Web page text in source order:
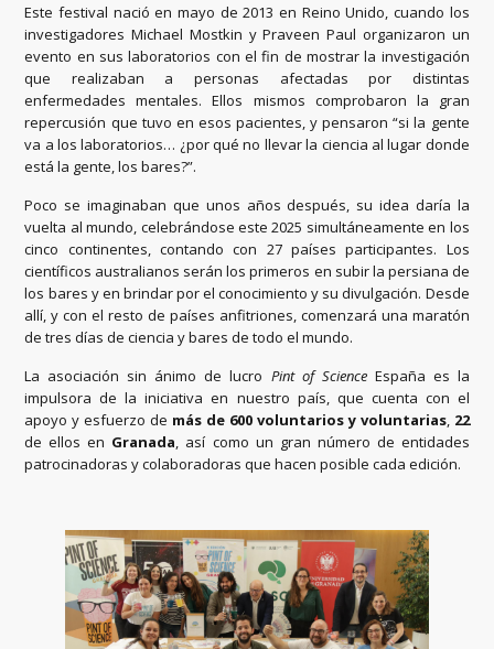
Este festival nació en mayo de 2013 en Reino Unido, cuando los
investigadores Michael Mostkin y Praveen Paul organizaron un
evento en sus laboratorios con el fin de mostrar la investigación
que realizaban a personas afectadas por distintas
enfermedades mentales. Ellos mismos comprobaron la gran
repercusión que tuvo en esos pacientes, y pensaron “si la gente
va a los laboratorios… ¿por qué no llevar la ciencia al lugar donde
está la gente, los bares?”.
Poco se imaginaban que unos años después, su idea daría la
vuelta al mundo, celebrándose este 2025 simultáneamente en los
cinco continentes, contando con 27 países participantes. Los
científicos australianos serán los primeros en subir la persiana de
los bares y en brindar por el conocimiento y su divulgación. Desde
allí, y con el resto de países anfitriones, comenzará una maratón
de tres días de ciencia y bares de todo el mundo.
La asociación sin ánimo de lucro Pint of ScienceEspaña es la
impulsora de la iniciativa en nuestro país, que cuenta con el
apoyo y esfuerzo de más de 600 voluntarios y voluntarias, 22
de ellos en Granada, así como un gran número de entidades
patrocinadoras y colaboradoras que hacen posible cada edición.